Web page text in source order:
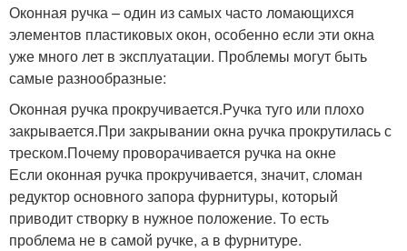
Оконная ручка – один из самых часто ломающихся
элементов пластиковых окон, особенно если эти окна
уже много лет в эксплуатации. Проблемы могут быть
самые разнообразные:
Оконная ручка прокручивается.Ручка туго или плохо
закрывается.При закрывании окна ручка прокрутилась с
треском.Почему проворачивается ручка на окне
Если оконная ручка прокручивается, значит, сломан
редуктор основного запора фурнитуры, который
приводит створку в нужное положение. То есть
проблема не в самой ручке, а в фурнитуре.